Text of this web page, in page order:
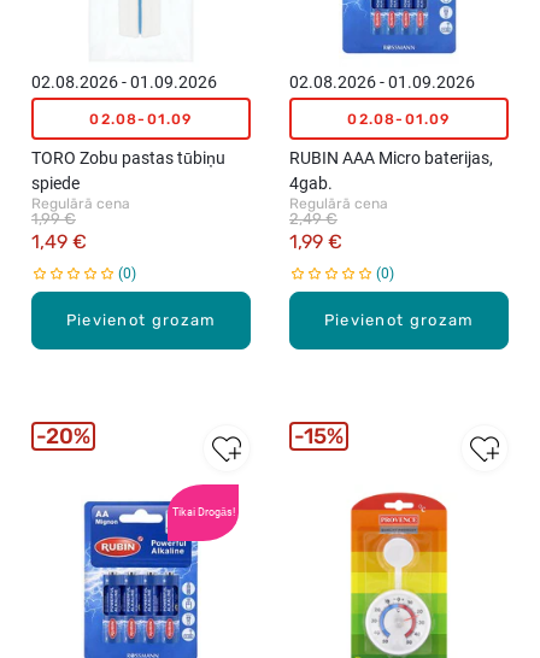
Pievienot grozam
02.08.2026 - 01.09.2026
02.08-01.09
TORO Zobu pastas tūbiņu
spiede
Regulārā cena
1,49 €
1,99 €
0
Pievienot grozam
02.08.2026 - 01.09.2026
02.08-01.09
RUBIN AAA Micro baterijas,
4gab.
Regulārā cena
1,99 €
2,49 €
0
Tikai Drogās!
20% 15%